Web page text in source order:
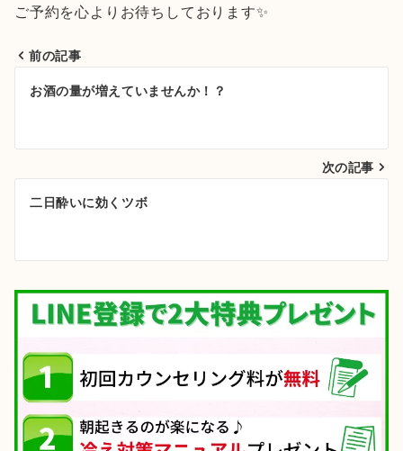
ご予約を心よりお待ちしております✨
ビ
ゲ
シ
ョ
ン
前の記事
お酒の量が増えていませんか！？
次の記事
二日酔いに効くツボ